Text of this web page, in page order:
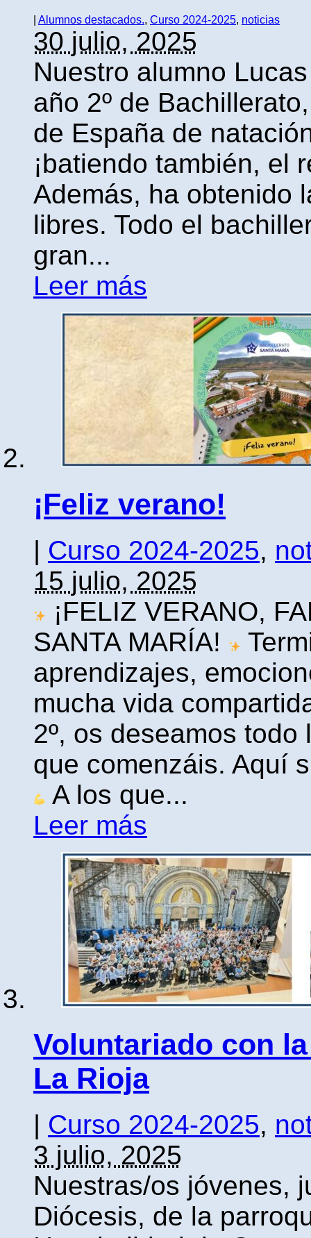
Alumnos destacados., Curso 2024-2025, noticias
30 julio, 2025
Nuestro alumno
año 2º de
de España de
¡batiendo también, el
Además, ha obtenido
libres. Todo el
gran...
Leer más
¡Feliz verano!
| Curso 2024-2025,
15 julio, 2025
¡FELIZ VERANO,
SANTA MARÍA!
aprendizajes,
mucha vida
2º, os deseamos
que comenzáis. Aquí
A los que...
Leer más
Voluntariado con
La Rioja
| Curso 2024-2025,
3 julio, 2025
Nuestras/os jóvenes,
Diócesis, de la